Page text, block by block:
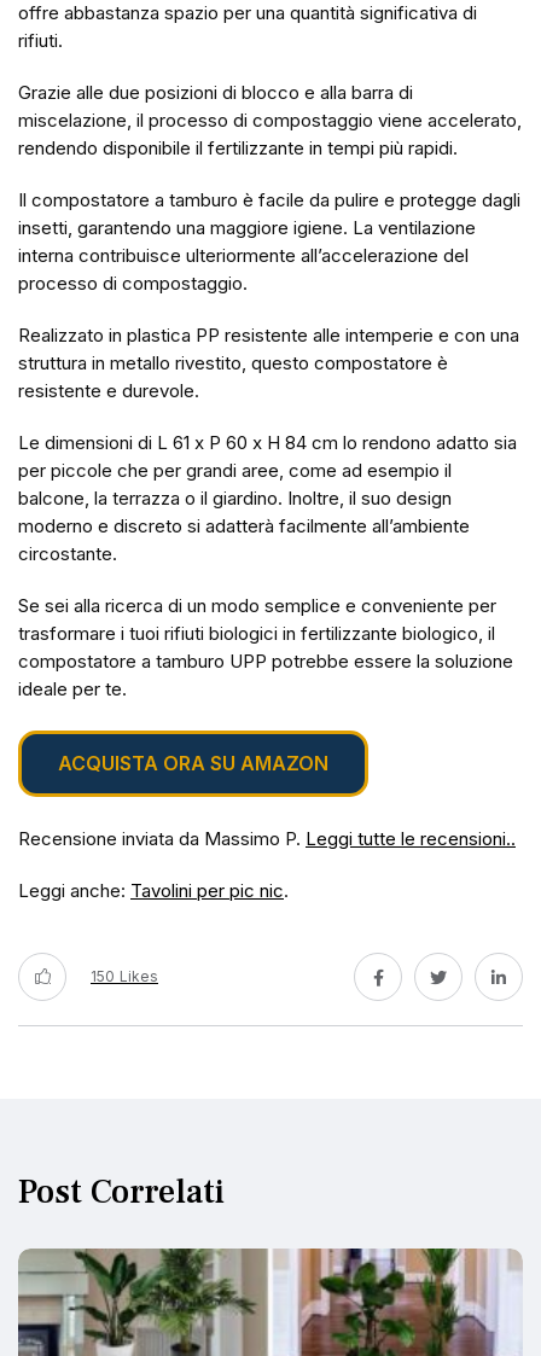
offre abbastanza spazio per una quantità significativa di
rifiuti.
Grazie alle due posizioni di blocco e alla barra di
miscelazione, il processo di compostaggio viene accelerato,
rendendo disponibile il fertilizzante in tempi più rapidi.
Il compostatore a tamburo è facile da pulire e protegge dagli
insetti, garantendo una maggiore igiene. La ventilazione
interna contribuisce ulteriormente all’accelerazione del
processo di compostaggio.
Realizzato in plastica PP resistente alle intemperie e con una
struttura in metallo rivestito, questo compostatore è
resistente e durevole.
Le dimensioni di L 61 x P 60 x H 84 cm lo rendono adatto sia
per piccole che per grandi aree, come ad esempio il
balcone, la terrazza o il giardino. Inoltre, il suo design
moderno e discreto si adatterà facilmente all’ambiente
circostante.
Se sei alla ricerca di un modo semplice e conveniente per
trasformare i tuoi rifiuti biologici in fertilizzante biologico, il
compostatore a tamburo UPP potrebbe essere la soluzione
ideale per te.
ACQUISTA ORA SU AMAZON
Recensione inviata da Massimo P. Leggi tutte le recensioni..
Leggi anche: Tavolini per pic nic.
150 Likes
Post Correlati